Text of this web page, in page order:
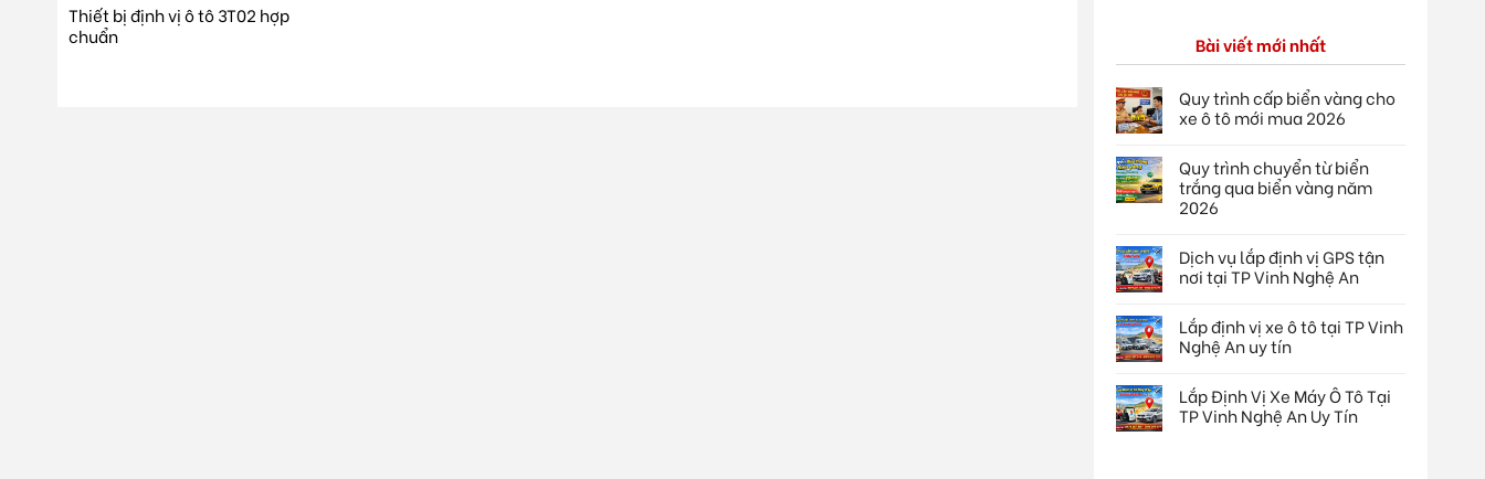
Thiết bị định vị ô tô 3T02 hợp
chuẩn
Bài viết mới nhất
Quy trình cấp biển vàng cho
xe ô tô mới mua 2026
Quy trình chuyển từ biển
trắng qua biển vàng năm
2026
Dịch vụ lắp định vị GPS tận
nơi tại TP Vinh Nghệ An
Lắp định vị xe ô tô tại TP Vinh
Nghệ An uy tín
Lắp Định Vị Xe Máy Ô Tô Tại
TP Vinh Nghệ An Uy Tín